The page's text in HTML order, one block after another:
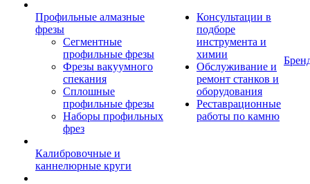
Профильные алмазные
фрезы
Сегментные
профильные фрезы
Фрезы вакуумного
спекания
Сплошные
профильные фрезы
Наборы профильных
фрез
Калибровочные и
каннелюрные круги
Консультации в
подборе
инструмента и
химии
Обслуживание и
ремонт станков и
оборудования
Реставрационные
работы по камню